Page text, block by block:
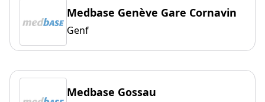
Medbase Genève Gare Cornavin
Genf
Medbase Gossau